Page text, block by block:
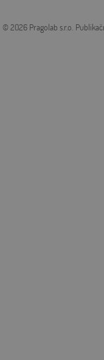
© 2026 Pragolab s.r.o.